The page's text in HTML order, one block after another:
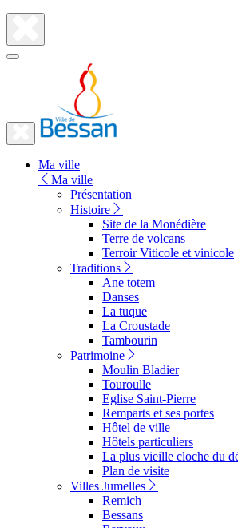
Fermer
Fermer
vers
Ma ville
Ma ville
Présentation
Histoire
Site de la Monédière
Terre de volcans
Terroir Viticole et vinicole
Traditions
Ane totem
Danses
La tuque
La Croustade
Tambourin
Patrimoine
Moulin Bladier
Touroulle
Eglise Saint-Pierre
Remparts et ses portes
Hôtel de ville
Hôtels particuliers
La plus vieille cloche du
Plan de visite
Villes Jumelles
Remich
Bessans